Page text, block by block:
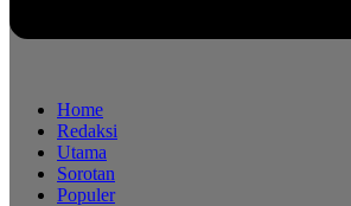
Home
Redaksi
Utama
Sorotan
Populer